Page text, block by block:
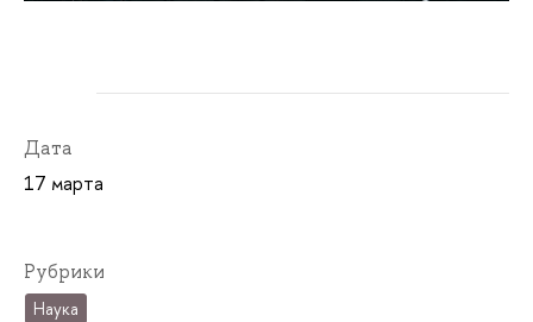
Дата
17 марта
Рубрики
Наука